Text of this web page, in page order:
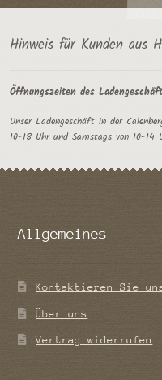
Hinweis für Kunden aus
Öffnungszeiten des
Unser Ladengeschäft in der
10-18 Uhr und Samstags von 10-
Allgemeines
Kontaktieren Sie
Über uns
Vertrag widerrufen